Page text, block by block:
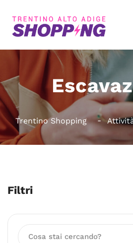
Trentino Shopping
Filtri